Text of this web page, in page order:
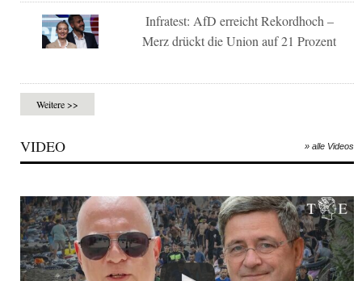
Infratest: AfD erreicht Rekordhoch –
Merz drückt die Union auf 21 Prozent
Weitere >>
VIDEO » alle Videos